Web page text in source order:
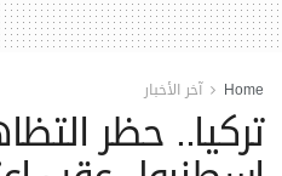
Home آخر الأخبار
تركيا.. حظر